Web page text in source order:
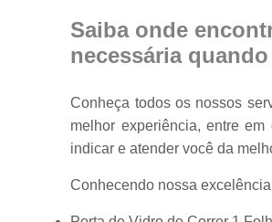
Saiba onde
necessária
Conheça todos os nossos
melhor experiência, entre
indicar e atender você da
Conhecendo nossa